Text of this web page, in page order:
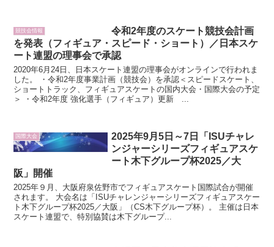
競技会情報
令和2年度のスケート競技会計画
を発表（フィギュア・スピード・ショート）／日本スケ
ート連盟の理事会で承認
2020年6月24日、日本スケート連盟の理事会がオンラインで行われま
した。 ・令和2年度事業計画（競技会）を承認＜スピードスケート、
ショートトラック、フィギュアスケートの国内大会・国際大会の予定
＞ ・令和2年度 強化選⼿（フィギュア）更新 ...
国際大会
2025年9月5日～7日「ISUチャレ
ンジャーシリーズフィギュアスケ
ート木下グループ杯2025／大
阪」開催
2025年９月、大阪府泉佐野市でフィギュアスケート国際試合が開催
されます。 大会名は「ISUチャレンジャーシリーズフィギュアスケー
ト木下グループ杯2025／大阪」（CS木下グループ杯）。 主催は日本
スケート連盟で、特別協賛は木下グループ...